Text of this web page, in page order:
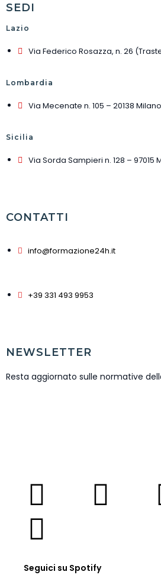
SEDI
Lazio
Via Federico Rosazza, n. 26
Lombardia
Via Mecenate n. 105 – 20138 Milano
Sicilia
Via Sorda Sampieri n. 128 – 97015
CONTATTI
info@formazione24h.it
+39 331 493 9953
NEWSLETTER
Resta aggiornato sulle normative
Seguici su Spotify